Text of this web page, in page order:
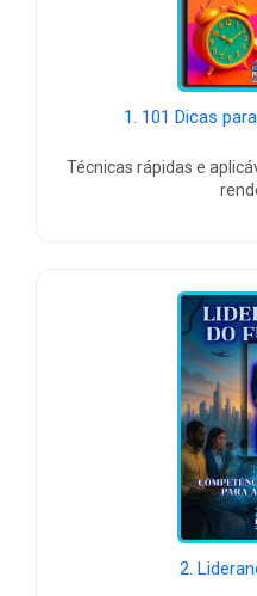
1. 101 Dicas
Técnicas rápidas e
2.